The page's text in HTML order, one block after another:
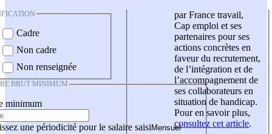
Cadre
Non cadre
Non renseignée
BRUT MINIMUM
minimum
une périodicité pour le salaire saisi
par France travail,
Cap emploi et ses
partenaires pour ses
actions concrètes en
faveur du recrutement,
de l’intégration et de
l’accompagnement de
ses collaborateurs en
situation de handicap.
Pour en savoir plus,
consultez cet article.